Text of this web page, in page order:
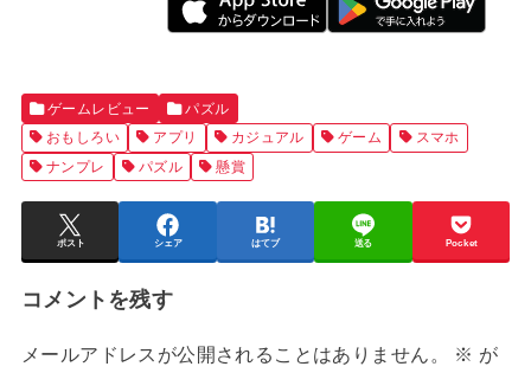
ゲームレビュー
パズル
おもしろい
アプリ カジュアル ゲーム
スマホ
ナンプレ
パズル 懸賞
ポスト シェア はてブ 送る Pocket
コメントを残す
メールアドレスが公開されることはありません。 ※ が